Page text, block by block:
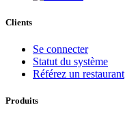
Clients
Se connecter
Statut du système
Référez un restaurant
Produits